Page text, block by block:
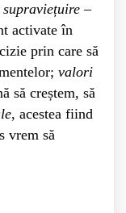
–
activate în
prin care să
valori
să creștem, să
, acestea fiind
vrem să